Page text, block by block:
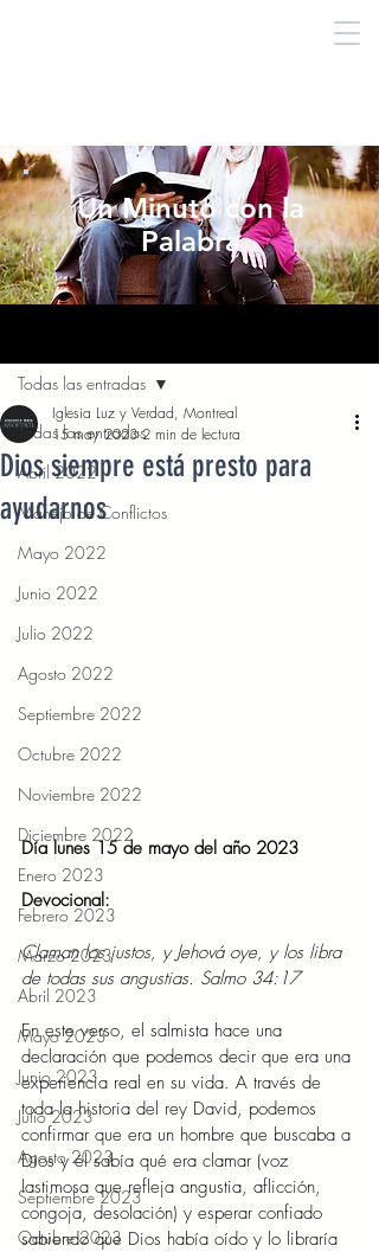
Un Minuto con la
Palabra
Todas las entradas
Abril 2022
Manejo de Conflictos
Mayo 2022
Junio 2022
Julio 2022
Agosto 2022
Septiembre 2022
Octubre 2022
Noviembre 2022
Diciembre 2022
Enero 2023
Febrero 2023
Marzo 2023
Abril 2023
Mayo 2023
Junio 2023
Julio 2023
Agosto 2023
Septiembre 2023
Octubre 2023
Todas las entradas
Dios siempre está presto para
ayudarnos
Iglesia Luz y Verdad, Montreal
15 may 2023 2 min de lectura
Día lunes 15 de mayo del año 2023
Devocional:
Claman los justos, y Jehová oye, y los libra
de todas sus angustias. Salmo 34:17
En este verso, el salmista hace una
declaración que podemos decir que era una
experiencia real en su vida. A través de
toda la historia del rey David, podemos
confirmar que era un hombre que buscaba a
Dios y él sabía qué era clamar (voz
lastimosa que refleja angustia, aflicción,
congoja, desolación) y esperar confiado
sabiendo que Dios había oído y lo libraría